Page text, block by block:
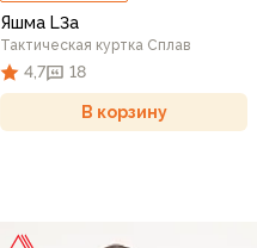
Яшма L3a
Тактическая куртка Сплав
4,7 18
В корзину